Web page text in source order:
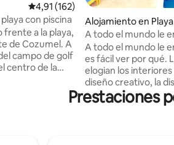
Calificación promedio: 4,91 de 5.
4,91 (162)
con piscina
frente a la playa,
de Cozumel. A
campo de golf
centro de la
Alojamiento en
men
A todo el mundo le
la playa, con pileta
A todo el mundo le
es fácil ver por qué.
elogian los
diseño creativo, la
y la ubicación
de Playa. Perfecto
Prestaciones